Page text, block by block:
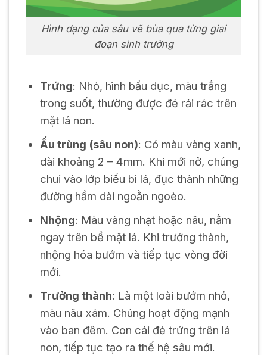
Hình dạng của sâu vẽ bùa qua từng giai
đoạn sinh trưởng
Trứng: Nhỏ, hình bầu dục, màu trắng
trong suốt, thường được đẻ rải rác trên
mặt lá non.
Ấu trùng (sâu non): Có màu vàng xanh,
dài khoảng 2 – 4mm. Khi mới nở, chúng
chui vào lớp biểu bì lá, đục thành những
đường hầm dài ngoằn ngoèo.
Nhộng: Màu vàng nhạt hoặc nâu, nằm
ngay trên bề mặt lá. Khi trưởng thành,
nhộng hóa bướm và tiếp tục vòng đời
mới.
Trưởng thành: Là một loài bướm nhỏ,
màu nâu xám. Chúng hoạt động mạnh
vào ban đêm. Con cái đẻ trứng trên lá
non, tiếp tục tạo ra thế hệ sâu mới.